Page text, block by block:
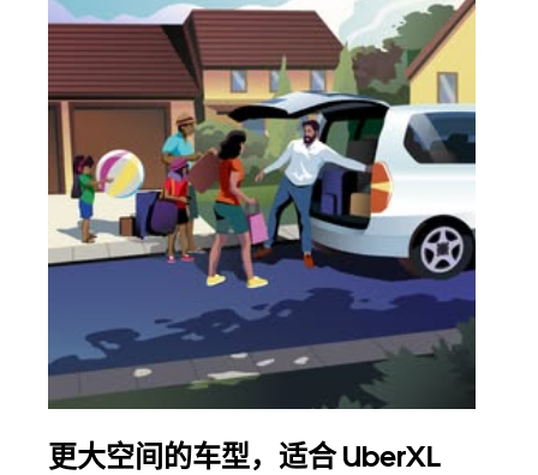
更大空间的车型，适合 UberXL